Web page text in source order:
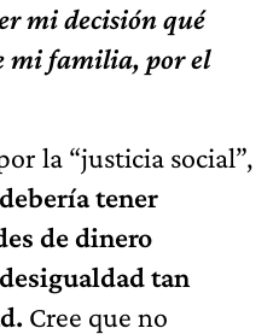
mi decisión qué
mi familia, por el
la “justicia social”,
tener
de dinero
tan
Cree que no